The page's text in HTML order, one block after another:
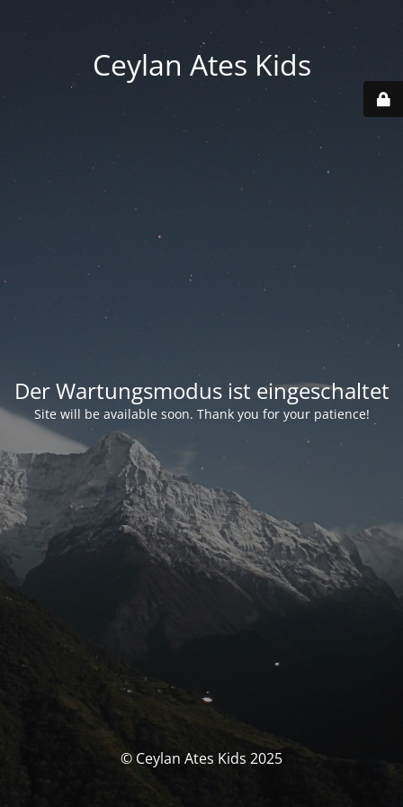
Ceylan Ates Kids
Der Wartungsmodus ist eingeschaltet
Site will be available soon. Thank you for your patience!
© Ceylan Ates Kids 2025